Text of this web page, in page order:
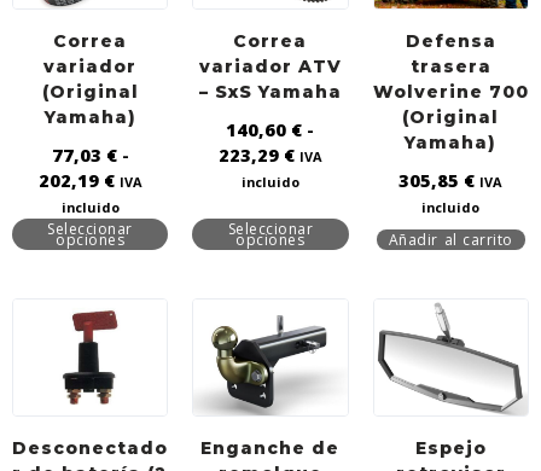
Correa
variador
(Original
Yamaha)
77,03 € -
202,19 € IVA
incluido
Seleccionar
opciones
Correa
variador ATV
– SxS Yamaha
140,60 € -
223,29 € IVA
incluido
Seleccionar
opciones
Defensa
trasera
Wolverine 700
(Original
Yamaha)
305,85 € IVA
incluido
Añadir al carrito
Desconectado
Enganche de
Espejo